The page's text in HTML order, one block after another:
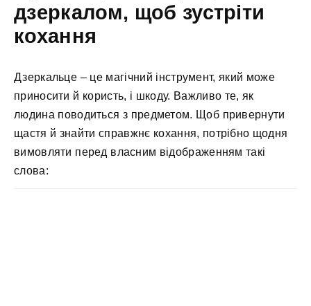
дзеркалом, щоб зустріти
кохання
Дзеркальце – це магічний інструмент, який може
приносити й користь, і шкоду. Важливо те, як
людина поводиться з предметом. Щоб привернути
щастя й знайти справжнє кохання, потрібно щодня
вимовляти перед власним відображенням такі
слова: